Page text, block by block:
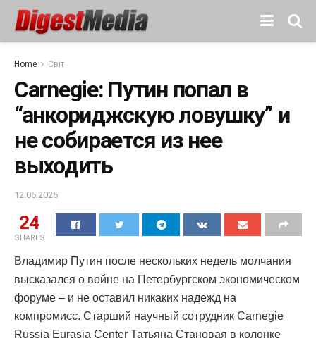
Home Світ
Carnegie: Путин попал в
“анкориджскую ловушку” и
не собирается из нее
выходить
12.06.2026
24
SHARES
Владимир Путин после нескольких недель молчания
высказался о войне на Петербургском экономическом
форуме – и не оставил никаких надежд на
компромисс. Старший научный сотрудник Carnegie
Russia Eurasia Center Татьяна Становая в колонке